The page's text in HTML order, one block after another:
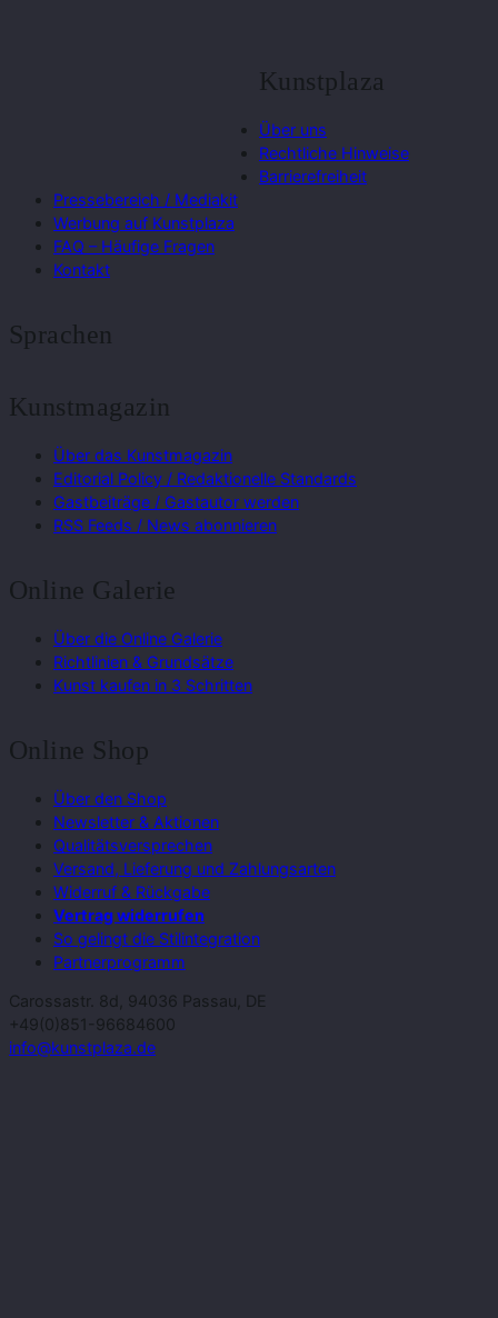
Kunstplaza
Über uns
Rechtliche Hinweise
Barrierefreiheit
Pressebereich / Mediakit
Werbung auf Kunstplaza
FAQ – Häufige Fragen
Kontakt
Sprachen
Kunstmagazin
Über das Kunstmagazin
Editorial Policy / Redaktionelle Standards
Gastbeiträge / Gastautor werden
RSS Feeds / News abonnieren
Online Galerie
Über die Online Galerie
Richtlinien & Grundsätze
Kunst kaufen in 3 Schritten
Online Shop
Über den Shop
Newsletter & Aktionen
Qualitätsversprechen
Versand, Lieferung und Zahlungsarten
Widerruf & Rückgabe
Vertrag widerrufen
So gelingt die Stilintegration
Partnerprogramm
Carossastr. 8d, 94036 Passau, DE
+49(0)851-96684600
info@kunstplaza.de